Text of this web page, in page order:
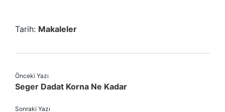
Tarih: Makaleler
Önceki Yazı
Seger Dadat Korna Ne Kadar
Sonraki Yazı